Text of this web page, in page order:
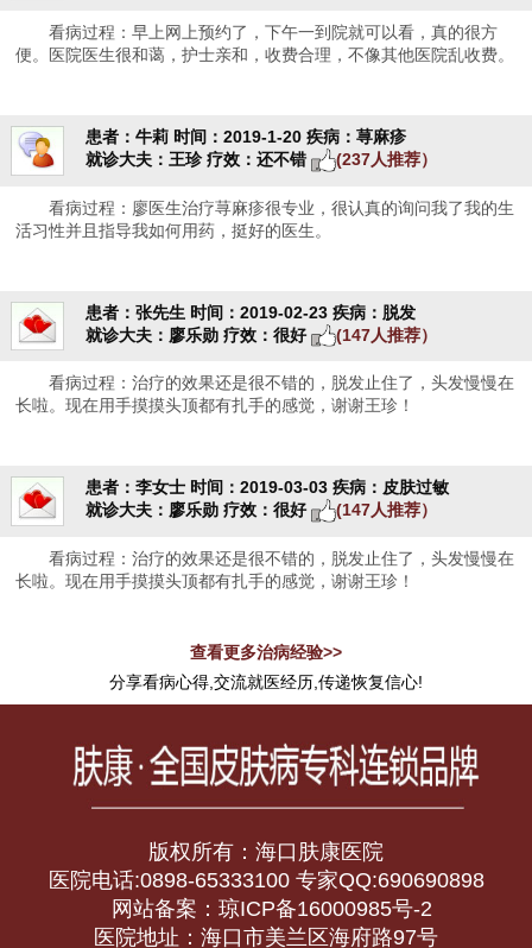
看病过程：早上网上预约了，下午一到院就可以看，真的很方
便。医院医生很和蔼，护士亲和，收费合理，不像其他医院乱收费。
患者：牛莉 时间：2019-1-20 疾病：荨麻疹
就诊大夫：王珍 疗效：还不错 (237人推荐）
看病过程：廖医生治疗荨麻疹很专业，很认真的询问我了我的生
活习性并且指导我如何用药，挺好的医生。
患者：张先生 时间：2019-02-23 疾病：脱发
就诊大夫：廖乐勋 疗效：很好 (147人推荐）
看病过程：治疗的效果还是很不错的，脱发止住了，头发慢慢在
长啦。现在用手摸摸头顶都有扎手的感觉，谢谢王珍！
患者：李女士 时间：2019-03-03 疾病：皮肤过敏
就诊大夫：廖乐勋 疗效：很好 (147人推荐）
看病过程：治疗的效果还是很不错的，脱发止住了，头发慢慢在
长啦。现在用手摸摸头顶都有扎手的感觉，谢谢王珍！
查看更多治病经验>>
分享看病心得,交流就医经历,传递恢复信心!
版权所有：海口肤康医院
医院电话:0898-65333100 专家QQ:690690898
网站备案：琼ICP备16000985号-2
医院地址：海口市美兰区海府路97号